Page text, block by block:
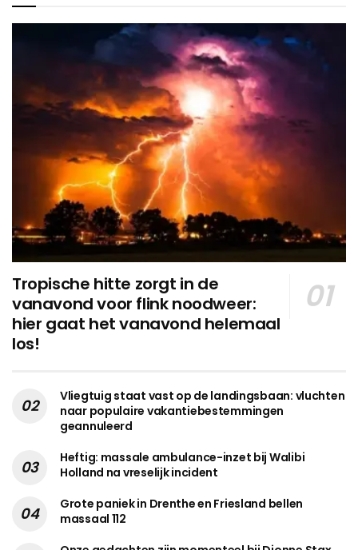
Tropische hitte zorgt in de
vanavond voor flink noodweer:
hier gaat het vanavond helemaal
los!
Vliegtuig staat vast op de landingsbaan: vluchten
naar populaire vakantiebestemmingen
geannuleerd
Heftig: massale ambulance-inzet bij Walibi
Holland na vreselijk incident
Grote paniek in Drenthe en Friesland bellen
massaal 112